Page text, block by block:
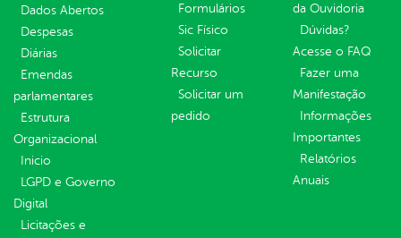
Dados Abertos
Despesas
Diárias
Emendas
parlamentares
Estrutura
Organizacional
Inicio
LGPD e Governo
Digital
Licitações e
Formulários
Sic Físico
Solicitar
Recurso
Solicitar um
pedido
da Ouvidoria
Dúvidas?
Acesse o FAQ
Fazer uma
Manifestação
Informações
Importantes
Relatórios
Anuais